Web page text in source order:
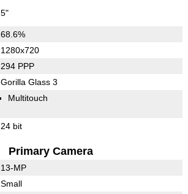
5"
68.6%
1280x720
294 PPP
Gorilla Glass 3
Multitouch
24 bit
Primary Camera
13-MP
Small